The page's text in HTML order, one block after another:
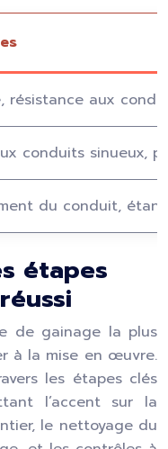
résistance aux
conduits sinueux,
du conduit,
étapes
de gainage la plus
à la mise en œuvre.
les étapes clés
l’accent sur la
le nettoyage du